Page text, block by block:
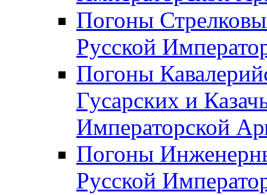
Погоны
Русской
Погоны
Гусарских и
Императорской
Погоны
Русской